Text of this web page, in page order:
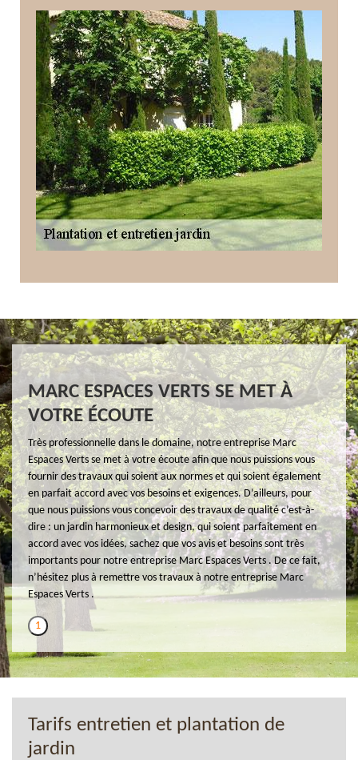
MARC ESPACES VERTS SE MET À
VOTRE ÉCOUTE
Très professionnelle dans le domaine, notre entreprise Marc
Espaces Verts se met à votre écoute afin que nous puissions vous
fournir des travaux qui soient aux normes et qui soient également
en parfait accord avec vos besoins et exigences. D’ailleurs, pour
que nous puissions vous concevoir des travaux de qualité c’est-à-
dire : un jardin harmonieux et design, qui soient parfaitement en
accord avec vos idées, sachez que vos avis et besoins sont très
importants pour notre entreprise Marc Espaces Verts . De ce fait,
n’hésitez plus à remettre vos travaux à notre entreprise Marc
Espaces Verts .
1
Tarifs entretien et plantation de
jardin